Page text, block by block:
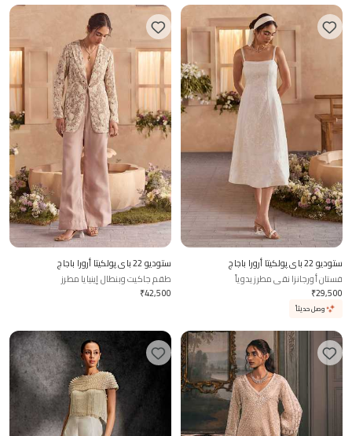
ستوديو 22 باي پولكيتا أرورا باجاج
فستان أورجانزا نقي مطرز يدوياً
₹29,500
وصل حديثاً
ستوديو 22 باي پولكيتا أرورا باجاج
طقم جاكيت وبنطال إينيايا مطرز
₹42,500